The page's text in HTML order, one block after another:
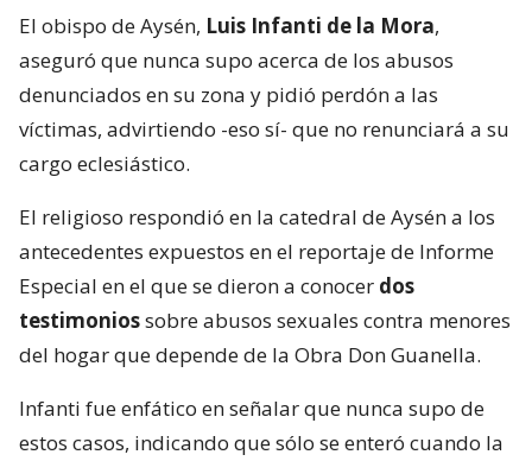
El obispo de Aysén, Luis Infanti de la Mora,
aseguró que nunca supo acerca de los abusos
denunciados en su zona y pidió perdón a las
víctimas, advirtiendo -eso sí- que no renunciará a su
cargo eclesiástico.
El religioso respondió en la catedral de Aysén a los
antecedentes expuestos en el reportaje de Informe
Especial en el que se dieron a conocer dos
testimoniossobre abusos sexuales contra menores
del hogar que depende de la Obra Don Guanella.
Infanti fue enfático en señalar que nunca supo de
estos casos, indicando que sólo se enteró cuando la